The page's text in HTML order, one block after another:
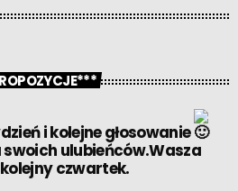
i kolejne głosowanie
ulubieńców.Wasza
czwartek.